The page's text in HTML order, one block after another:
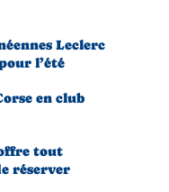
Leclerc
l’été
en club
tout
réserver